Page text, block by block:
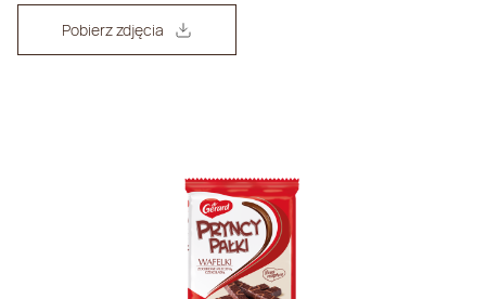
Pobierz zdjęcia